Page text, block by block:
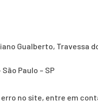
Gualberto, Travessa
São Paulo – SP
no site, entre em